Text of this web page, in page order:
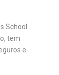
School
tem
e